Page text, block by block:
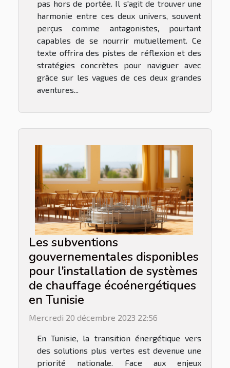
pas hors de portée. Il s'agit de trouver une
harmonie entre ces deux univers, souvent
perçus comme antagonistes, pourtant
capables de se nourrir mutuellement. Ce
texte offrira des pistes de réflexion et des
stratégies concrètes pour naviguer avec
grâce sur les vagues de ces deux grandes
aventures...
Les subventions
gouvernementales disponibles
pour l'installation de systèmes
de chauffage écoénergétiques
en Tunisie
Mercredi 20 décembre 2023 22:56
En Tunisie, la transition énergétique vers
des solutions plus vertes est devenue une
priorité nationale. Face aux enjeux